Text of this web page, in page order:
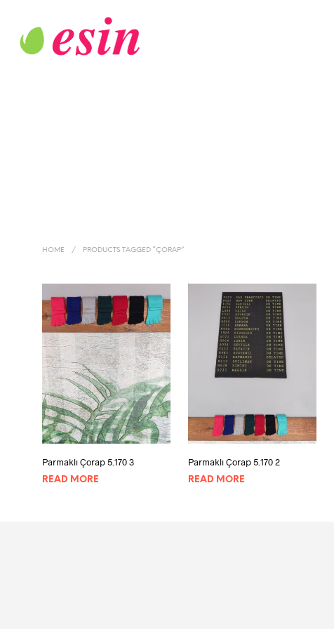
HOME / PRODUCTS TAGGED “ÇORAP”
Parmaklı Çorap 5.170 3
READ MORE
Parmaklı Çorap 5.170 2
READ MORE